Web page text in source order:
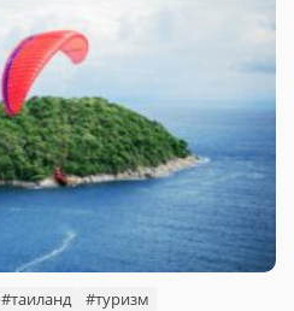
#таиланд #туризм